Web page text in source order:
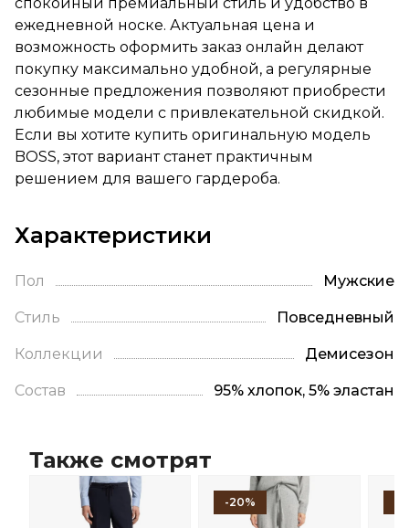
ежедневной носке. Актуальная цена и
возможность оформить заказ онлайн делают
покупку максимально удобной, а регулярные
сезонные предложения позволяют приобрести
любимые модели с привлекательной скидкой.
Если вы хотите купить оригинальную модель
BOSS, этот вариант станет практичным
решением для вашего гардероба.
Характеристики
Пол Мужские
Стиль Повседневный
Коллекции Демисезон
Состав 95% хлопок, 5% эластан
Также смотрят
-20%